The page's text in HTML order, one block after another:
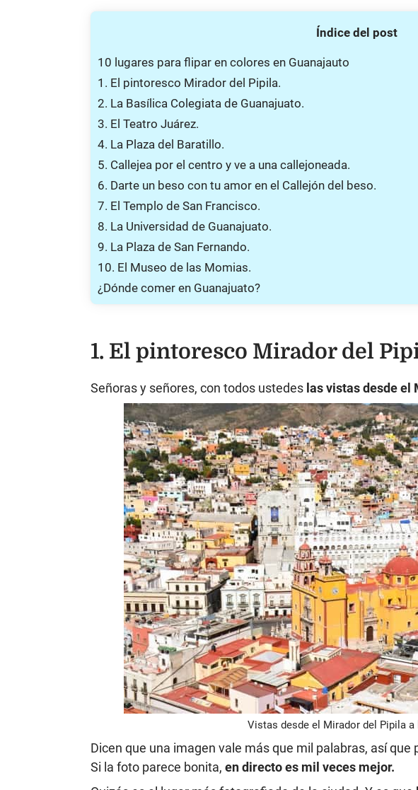
Índice del post
10 lugares para flipar en colores en Guanajauto
1. El pintoresco Mirador del Pipila.
2. La Basílica Colegiata de Guanajuato.
3. El Teatro Juárez.
4. La Plaza del Baratillo.
5. Callejea por el centro y ve a una callejoneada.
6. Darte un beso con tu amor en el Callejón del beso.
7. El Templo de San Francisco.
8. La Universidad de Guanajuato.
9. La Plaza de San Fernando.
10. El Museo de las Momias.
¿Dónde comer en Guanajuato?
1. El pintoresco Mirador del
Señoras y señores, con todos ustedes las vistas desde
Vistas desde el Mirador del Pipila a
Dicen que una imagen vale más que mil palabras, así
Si la foto parece bonita, en directo es mil veces mejor.